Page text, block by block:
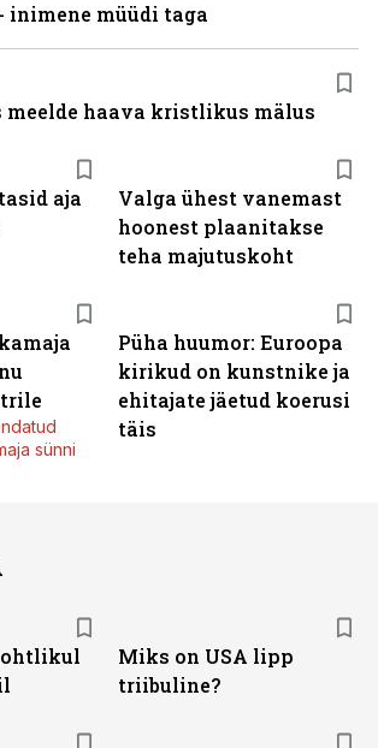
aja
Valga ühest vanemast
hoonest plaanitakse
teha majutuskoht
sünni
Püha huumor: Euroopa
kirikud on kunstnike ja
ehitajate jäetud koerusi
täis
inimene müüdi taga
meelde haava kristlikus mälus
Miks on USA lipp
triibuline?